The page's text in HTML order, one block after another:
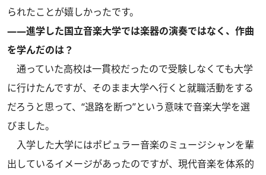
られたことが嬉しかったです。
――進学した国立音楽大学では楽器の演奏ではなく、作曲
を学んだのは？
通っていた高校は一貫校だったので受験しなくても大学
に行けたんですが、そのまま大学へ行くと就職活動をする
だろうと思って、“退路を断つ”という意味で音楽大学を選
びました。
入学した大学にはポピュラー音楽のミュージシャンを輩
出しているイメージがあったのですが、現代音楽を体系的